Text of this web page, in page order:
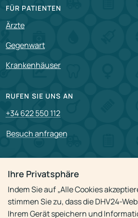
Ihre Privatsphäre
Indem Sie auf „Alle Cookies
stimmen Sie zu, dass die DHV24-
Ihrem Gerät speichern und
FÜR PATIENTEN
Ärzte
Gegenwart
Krankenhäuser
RUFEN SIE UNS AN
+34 622 550 112
Besuch anfragen
Für Partner
Stellenangebote